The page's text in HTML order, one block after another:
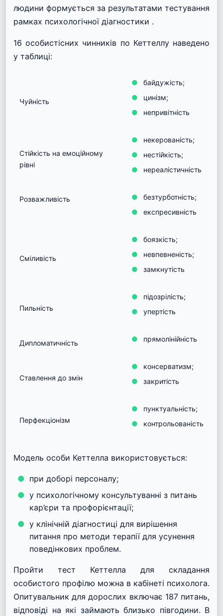
людини формується за результатами тестування
рамках психологічної діагностики .
16 особистісних чинників по Кеттеллу наведено
у таблиці:
Чуйність
байдужість;
цинізм;
непривітність
Стійкість на емоційному
рівні
некерованість;
нестійкість;
нереалістичність
Розважливість
безтурботність;
експресивність
Сміливість
боязкість;
невпевненість;
замкнутість
Пильність
підозрілість;
упертість
Дипломатичність прямолінійність
Ставлення до змін
консерватизм;
закритість
Перфекціонізм
пунктуальність;
контрольованість
Модель особи Кеттелла використовується:
при доборі персоналу;
у психологічному консультуванні з питань
кар’єри та профорієнтації;
у клінічній діагностиці для вирішення
питання про методи терапії для усунення
поведінкових проблем.
Пройти тест Кеттелла для складання
особистого профілю можна в кабінеті психолога.
Опитувальник для дорослих включає 187 питань,
відповіді на які займають близько півгодини. В